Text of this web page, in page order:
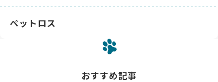
ペットロス
おすすめ記事